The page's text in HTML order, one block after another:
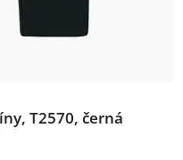
T2570, černá